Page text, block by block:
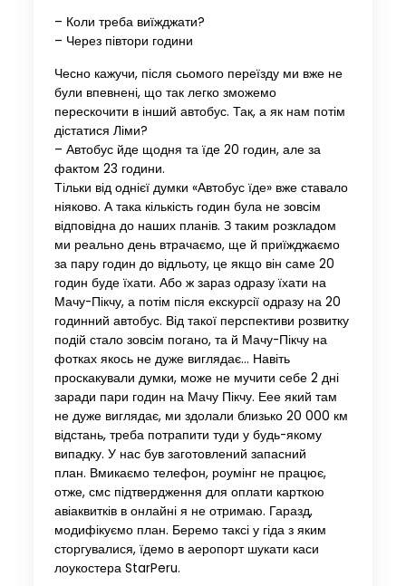
– Коли треба виїжджати?
– Через півтори години
Чесно кажучи, після сьомого переїзду ми вже не
були впевнені, що так легко зможемо
перескочити в інший автобус. Так, а як нам потім
дістатися Ліми?
– Автобус йде щодня та їде 20 годин, але за
фактом 23 години.
Тільки від однієї думки «Автобус їде» вже ставало
ніяково. А така кількість годин була не зовсім
відповідна до наших планів. З таким розкладом
ми реально день втрачаємо, ще й приїжджаємо
за пару годин до відльоту, це якщо він саме 20
годин буде їхати. Або ж зараз одразу їхати на
Мачу-Пікчу, а потім після екскурсії одразу на 20
годинний автобус. Від такої перспективи розвитку
подій стало зовсім погано, та й Мачу-Пікчу на
фотках якось не дуже виглядає… Навіть
проскакували думки, може не мучити себе 2 дні
заради пари годин на Мачу Пікчу. Еее який там
не дуже виглядає, ми здолали близько 20 000 км
відстань, треба потрапити туди у будь-якому
випадку. У нас був заготовлений запасний
план. Вмикаємо телефон, роумінг не працює,
отже, смс підтвердження для оплати карткою
авіаквитків в онлайні я не отримаю. Гаразд,
модифікуємо план. Беремо таксі у гіда з яким
сторгувалися, їдемо в аеропорт шукати каси
лоукостера StarPeru.